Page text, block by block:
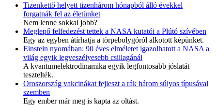
Tizenkettő helyett tizenhárom hónapból álló évekkel
forgatnák fel az életünket
Nem lenne sokkal jobb?
Meglepő felfedezést tettek a NASA kutatói a Plútó szívében
Egy az egyben átírhatja a törpebolygóról alkotott képünket.
Einstein nyomában: 90 éves elméletet igazolhatott a NASA a
világ egyik legveszélyesebb csillagánál
A kvantumelektrodinamika egyik legfontosabb jóslatát
tesztelték.
Oroszország vakcinákat fejleszt a rák három súlyos típusával
szemben
Egy ember már meg is kapta az oltást.